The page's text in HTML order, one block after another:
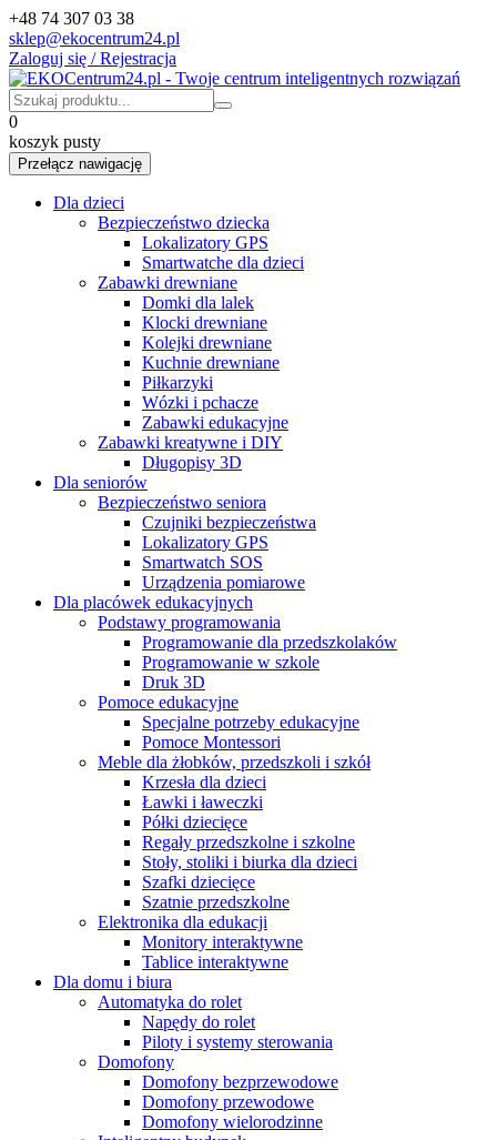
+48 74 307 03 38
sklep@ekocentrum24.pl
Zaloguj się / Rejestracja
0
koszyk pusty
Przełącz nawigację
Dla dzieci
Bezpieczeństwo dziecka
Lokalizatory GPS
Smartwatche dla dzieci
Zabawki drewniane
Domki dla lalek
Klocki drewniane
Kolejki drewniane
Kuchnie drewniane
Piłkarzyki
Wózki i pchacze
Zabawki edukacyjne
Zabawki kreatywne i DIY
Długopisy 3D
Dla seniorów
Bezpieczeństwo seniora
Czujniki bezpieczeństwa
Lokalizatory GPS
Smartwatch SOS
Urządzenia pomiarowe
Dla placówek edukacyjnych
Podstawy programowania
Programowanie dla przedszkolaków
Programowanie w szkole
Druk 3D
Pomoce edukacyjne
Specjalne potrzeby edukacyjne
Pomoce Montessori
Meble dla żłobków, przedszkoli i szkół
Krzesła dla dzieci
Ławki i ławeczki
Półki dziecięce
Regały przedszkolne i szkolne
Stoły, stoliki i biurka dla dzieci
Szafki dziecięce
Szatnie przedszkolne
Elektronika dla edukacji
Monitory interaktywne
Tablice interaktywne
Dla domu i biura
Automatyka do rolet
Napędy do rolet
Piloty i systemy sterowania
Domofony
Domofony bezprzewodowe
Domofony przewodowe
Domofony wielorodzinne